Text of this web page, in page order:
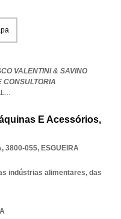
VALENTINI & SAVINO
CONSULTORIA
...
E Acessórios,
3800-055, ESGUEIRA
indústrias alimentares, das